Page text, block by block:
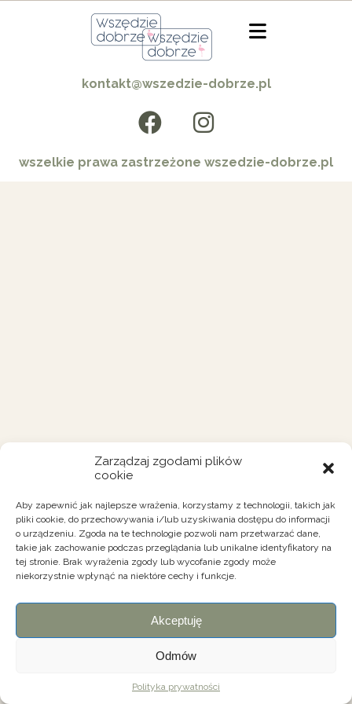
Zarządzaj zgodami plików
cookie
Aby zapewnić jak najlepsze wrażenia, korzystamy z technologii, takich jak
pliki cookie, do przechowywania i/lub uzyskiwania dostępu do informacji
o urządzeniu. Zgoda na te technologie pozwoli nam przetwarzać dane,
takie jak zachowanie podczas przeglądania lub unikalne identyfikatory na
tej stronie. Brak wyrażenia zgody lub wycofanie zgody może
niekorzystnie wpłynąć na niektóre cechy i funkcje.
Akceptuję
Odmów
Polityka prywatności
kontakt@wszedzie-dobrze.pl
wszelkie prawa zastrzeżone wszedzie-dobrze.pl